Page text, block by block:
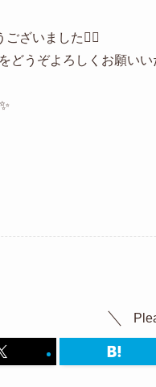
ざいました🙇‍♂️
どうぞよろしくお願いい